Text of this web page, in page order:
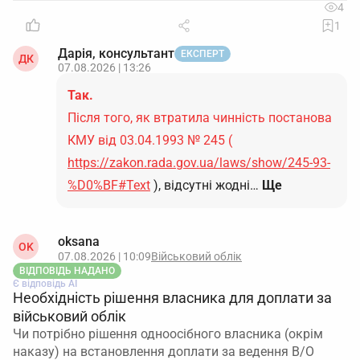
4
1
ДК Дарія, консультант ЕКСПЕРТ
07.08.2026 | 13:26
Так.
Після того, як втратила чинність постанова
КМУ від 03.04.1993 № 245 (
https://zakon.rada.gov.ua/laws/show/245-93-
%D0%BF#Text ), відсутні жодні… Ще
OK oksana
07.08.2026 | 10:09Військовий облік
ВІДПОВІДЬ НАДАНО
Є відповідь АІ
Необхідність рішення власника для доплати за
військовий облік
Чи потрібно рішення одноосібного власника (окрім
наказу) на встановлення доплати за ведення В/О